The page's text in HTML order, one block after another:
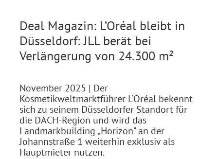
Deal Magazin: L’Oréal bleibt in
Düsseldorf: JLL berät bei
Verlängerung von 24.300 m²
November 2025 | Der
Kosmetikweltmarktführer L’Oréal bekennt
sich zu seinem Düsseldorfer Standort für
die DACH-Region und wird das
Landmarkbuilding „Horizon“ an der
Johannstraße 1 weiterhin exklusiv als
Hauptmieter nutzen.